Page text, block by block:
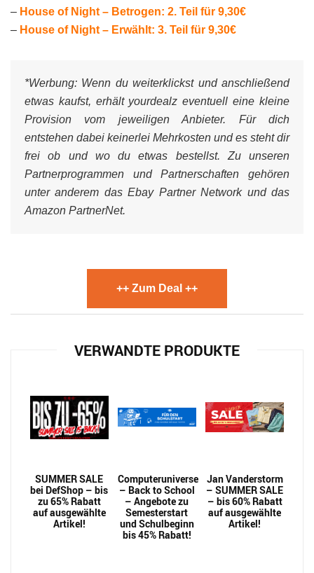
– House of Night – Betrogen: 2. Teil für 9,30€
– House of Night – Erwählt: 3. Teil für 9,30€
*Werbung: Wenn du weiterklickst und anschließend
etwas kaufst, erhält yourdealz eventuell eine kleine
Provision vom jeweiligen Anbieter. Für dich
entstehen dabei keinerlei Mehrkosten und es steht dir
frei ob und wo du etwas bestellst. Zu unseren
Partnerprogrammen und Partnerschaften gehören
unter anderem das Ebay Partner Network und das
Amazon PartnerNet.
++ Zum Deal ++
VERWANDTE PRODUKTE
SUMMER SALE
bei DefShop – bis
zu 65% Rabatt
auf ausgewählte
Artikel!
Computeruniverse
– Back to School
– Angebote zu
Semesterstart
und Schulbeginn
bis 45% Rabatt!
Jan Vanderstorm
– SUMMER SALE
– bis 60% Rabatt
auf ausgewählte
Artikel!